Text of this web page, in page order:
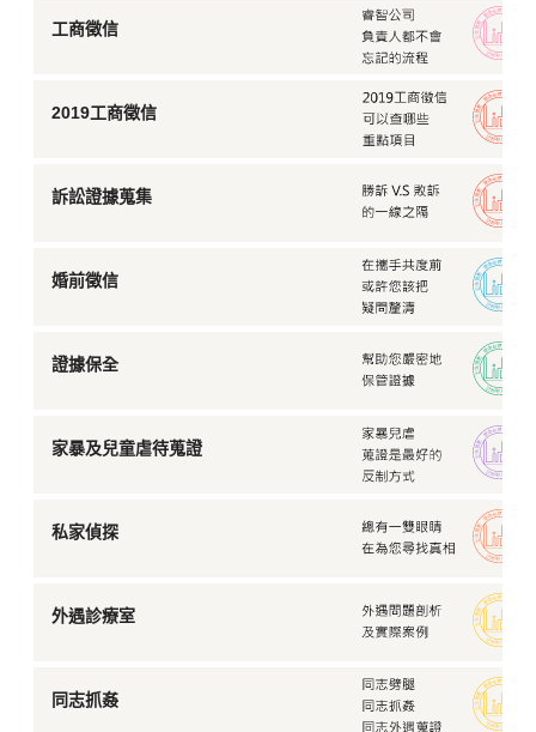
工商徵信
2019工商徵信
訴訟證據蒐集
婚前徵信
證據保全
家暴及兒童虐待蒐證
私家偵探
外遇診療室
同志抓姦